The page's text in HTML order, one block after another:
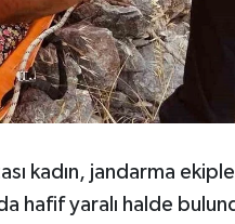
kadın, jandarma
hafif yaralı halde